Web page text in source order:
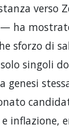
verso
ha
sforzo di
singoli
inflazione,